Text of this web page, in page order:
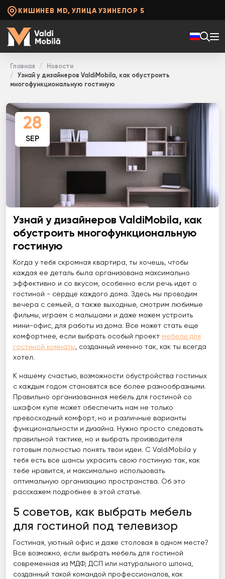
КИШИНЕВ MD, УЛИЦА УЗИНЕЛОР 5
Главная
Новости
Узнай у дизайнеров ValdiMobila, как обустроить
многофункциональную гостиную
28
SEP
Узнай у дизайнеров ValdiMobila, как
обустроить многофункциональную
гостиную
Когда у тебя скромная квартира, ты хочешь, чтобы
каждая ее деталь была организована максимально
эффективно и со вкусом, особенно если речь идет о
гостиной - сердце каждого дома. Здесь мы проводим
вечера с семьей, а также выходные, смотрим любимые
фильмы, играем с малышами и даже можем устроить
мини-офис, для работы из дома. Все может стать еще
комфортнее, если выбрать особый проект мебели для
гостиной комнаты, созданный именно так, как ты всегда
хотел.
К нашему счастью, возможности обустройства гостиных
с каждым годом становятся все более разнообразными.
Правильно организованная мебель для гостиной со
шкафом купе может обеспечить нам не только
превосходный комфорт, но и различные варианты
функциональности и дизайна. Нужно просто следовать
правильной тактике, но и выбрать производителя
готовым полностью понять твои идеи. С ValdiMobila у
тебя есть все шансы украсить свою гостиную так, как
тебе нравится, и максимально использовать
оптимальную организацию пространства. Об это
расскажем подробнее в этой статье.
5 советов, как выбрать мебель
для гостиной под телевизор
Гостиная, уютный офис и даже столовая в одном месте?
Все возможно, если выбрать мебель для гостиной
современная из МДФ, ДСП или натурального шпона,
созданный такой командой профессионалов, как